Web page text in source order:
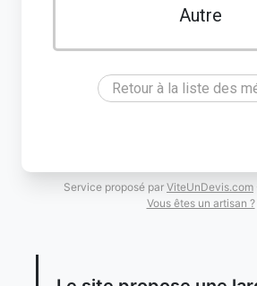
Autre
Retour à la liste des
Service proposé par ViteUnDevis.com
Vous êtes un artisan ?